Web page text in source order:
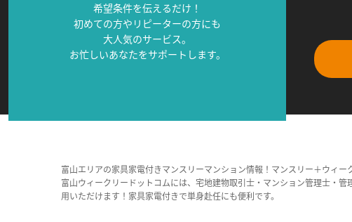
希望条件を伝えるだけ！
初めての方やリピーターの方にも
大人気のサービス。
お忙しいあなたをサポートします。
富山エリアの家具家電付きマンスリーマンション情報！マンスリー＋ウィ
富山ウィークリードットコムには、宅地建物取引士・マンション管理士・
用いただけます！家具家電付きで単身赴任にも便利です。